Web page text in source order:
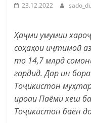
23.12.2022
Ҳаҷми умумии
соҳаҳои иҷтимоӣ
то 14,7 млрд
гардид. Дар ин
Тоҷикистон
ироаи Паёми хеш
Тоҷикистон баён